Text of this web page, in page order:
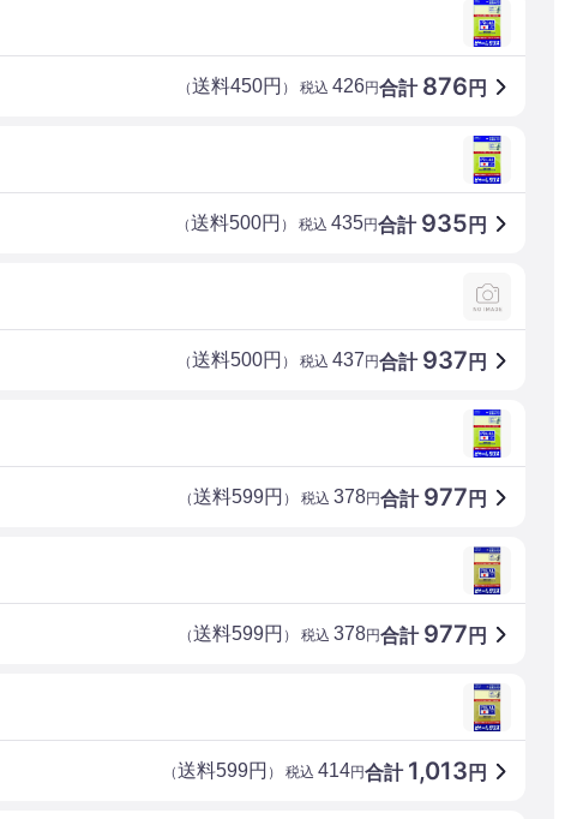
合計 876 円
（送料450円 ） 税込 426円
合計 935 円
（送料500円 ） 税込 435円
合計 937 円
（送料500円 ） 税込 437円
合計 977 円
（送料599円 ） 税込 378円
合計 977 円
（送料599円 ） 税込 378円
合計 1,013 円
（送料599円 ） 税込 414円